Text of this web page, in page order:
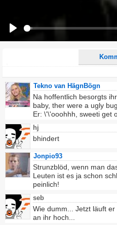
Ich möchte eine E-Mail, wenn auf
Tekno van HägnBögn
Na hoffentlich besorgts
baby, ther were a ugly
Er: \'\'ooohhh, sweeti get
hj
bhindert
Jonpio93
Strunzblöd, wenn man
Leuten ist es ja schon
peinlich!
seb
Wie dumm... Jetzt läuft
an ihr hoch...